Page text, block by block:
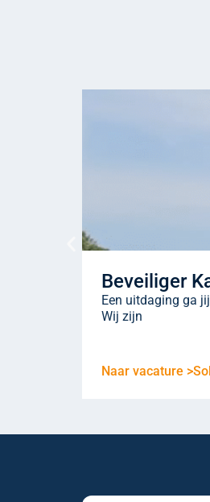
Beveiliger
Een uitdaging ga
Wij zijn
Naar vacature >